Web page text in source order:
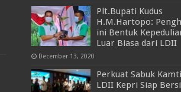
Plt.Bupati Kudus
H.M.Hartopo:
ini Bentuk
Luar Biasa dari LDII
December 13, 2020
Perkuat Sabuk
LDII Kepri Siap